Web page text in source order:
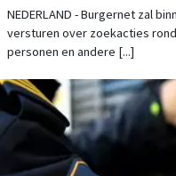
NEDERLAND - Burgernet zal
versturen over zoekacties
personen en andere [...]